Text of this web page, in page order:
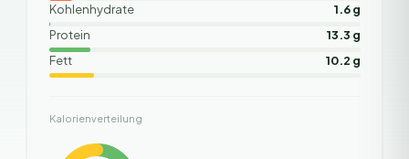
Kohlenhydrate
1.6 g
Protein
13.3 g
Fett
10.2 g
Kalorienverteilung